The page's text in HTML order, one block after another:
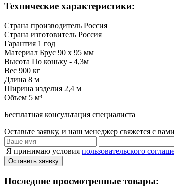
Технические характеристики:
Страна производитель Россия
Страна изготовитель Россия
Гарантия 1 год
Материал Брус 90 х 95 мм
Высота По коньку - 4,3м
Вес 900 кг
Длина 8 м
Ширина изделия 2,4 м
Объем 5 м³
Бесплатная консультация специалиста
Оставьте заявку, и наш менеджер свяжется с
Я принимаю условия пользовательского
Оставить заявку
Последние просмотренные товары: